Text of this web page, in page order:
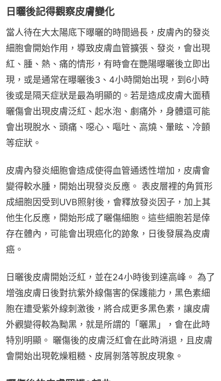
日曬後記得觀察皮膚變化
當人待在大太陽底下曝曬的時間過長，皮膚內的發炎
細胞會開始作用，導致皮膚血管擴張、發炎，會出現
紅、腫、熱、痛的情形，有時會在艷陽曝曬後立即出
現，或是通常在曝曬後3、4小時開始出現，到6小時
後或是隔天症狀是最為明顯的。若是造成皮膚大面積
曬傷會出現皮膚泛紅、起水泡、劇痛外，身體還可能
會出現脫水、頭痛、噁心、嘔吐、高燒、暈眩、冷顫
等症狀。
皮膚內發炎細胞會造成使得血管通透性增加，皮膚會
變得較水腫，開始出現發炎反應。 表皮層裡的角質形
成細胞因受到UVB照射後，會釋放發炎因子，加上其
他生化反應，開始形成了曬傷細胞。這些細胞若是倖
存在體內，可能會出現癌化的跡象，日後發展為皮膚
癌。
日曬後皮膚開始泛紅，並在24小時後到達高峰。 為了
增強皮膚日後對抗紫外線傷害的保護能力，黑色素細
胞在遭受紫外線刺激後，將合成更多黑色素，讓皮膚
外觀變得較為黝黑，就是所謂的「曬黑」，會在此時
特別明顯。 曬傷後的皮膚泛紅會在此時消退，且皮膚
會開始出現乾燥粗糙、皮屑剝落等脫皮現象。